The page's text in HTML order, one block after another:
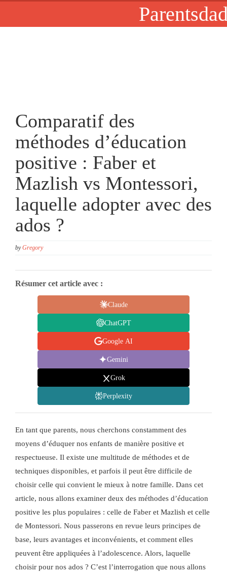
Comparatif des
méthodes d’éducation
positive : Faber et
Mazlish vs Montessori,
laquelle adopter avec des
ados ?
byGregory
Résumer cet article avec :
Claude
ChatGPT
Google AI
Gemini
Grok
Perplexity
En tant que parents, nous cherchons constamment des
moyens d’éduquer nos enfants de manière positive et
respectueuse. Il existe une multitude de méthodes et de
techniques disponibles, et parfois il peut être difficile de
choisir celle qui convient le mieux à notre famille. Dans cet
article, nous allons examiner deux des méthodes d’éducation
positive les plus populaires : celle de Faber et Mazlish et celle
de Montessori. Nous passerons en revue leurs principes de
base, leurs avantages et inconvénients, et comment elles
peuvent être appliquées à l’adolescence. Alors, laquelle
choisir pour nos ados ? C’est l’interrogation que nous allons